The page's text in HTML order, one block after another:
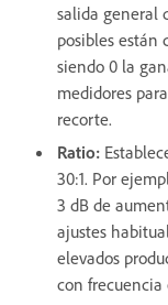
salida general
posibles están
siendo 0 la
medidores
recorte.
Ratio:
30:1. Por
3 dB de
ajustes
elevados
con frecuencia